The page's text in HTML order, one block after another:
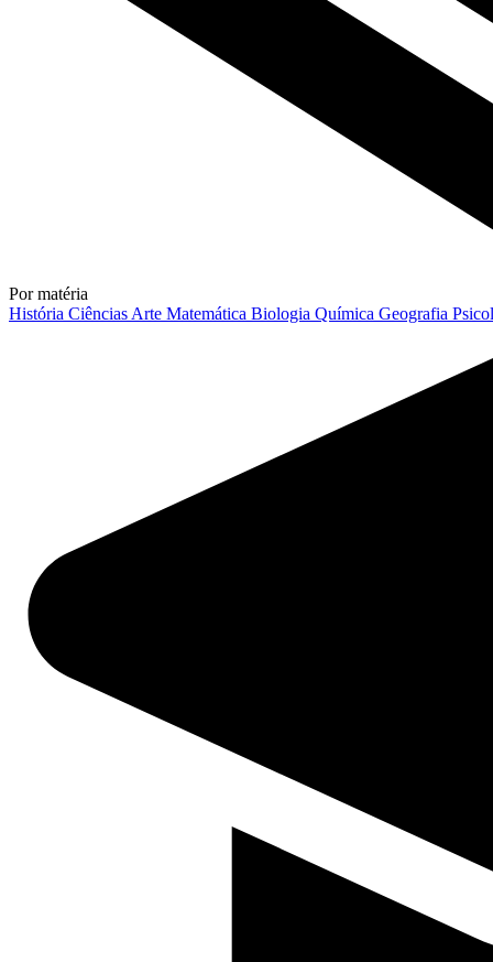
Por matéria
História Ciências Arte Matemática Biologia Química Geografia